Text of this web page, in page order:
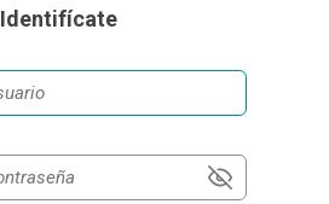
Identifícate